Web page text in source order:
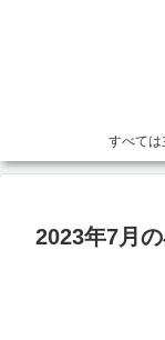
すべて
2023年7月